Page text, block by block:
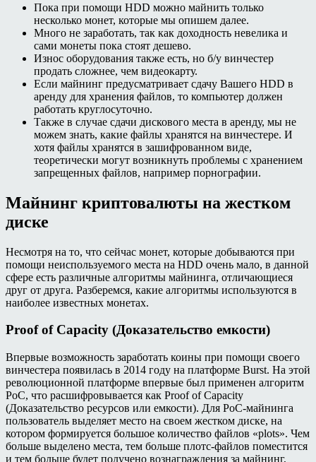
Пока при помощи HDD можно майнить только
несколько монет, которые мы опишем далее.
Много не заработать, так как доходность невелика и
сами монеты пока стоят дешево.
Износ оборудования также есть, но б/у винчестер
продать сложнее, чем видеокарту.
Если майнинг предусматривает сдачу Вашего HDD в
аренду для хранения файлов, то компьютер должен
работать круглосуточно.
Также в случае сдачи дискового места в аренду, мы не
можем знать, какие файлы хранятся на винчестере. И
хотя файлы хранятся в зашифрованном виде,
теоретически могут возникнуть проблемы с хранением
запрещенных файлов, например порнографии.
Майнинг криптовалюты на жестком
диске
Несмотря на то, что сейчас монет, которые добываются при
помощи неиспользуемого места на HDD очень мало, в данной
сфере есть различные алгоритмы майнинга, отличающиеся
друг от друга. Разберемся, какие алгоритмы используются в
наиболее известных монетах.
Proof of Capacity (Доказательство емкости)
Впервые возможность заработать коины при помощи своего
винчестера появилась в 2014 году на платформе Burst. На этой
революционной платформе впервые был применен алгоритм
PoC, что расшифровывается как Proof of Capacity
(Доказательство ресурсов или емкости). Для PoC-майнинга
пользователь выделяет место на своем жестком диске, на
котором формируется большое количество файлов «plots». Чем
больше выделено места, тем больше плотс-файлов поместится
и тем больше будет получено вознаграждения за майнинг,